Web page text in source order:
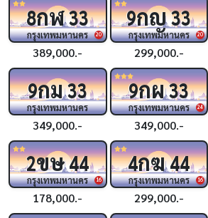
20
8กฬ33
กรุงเทพมหานคร
389,000.-
20
9กญ33
กรุงเทพมหานคร
299,000.-
9กม33
กรุงเทพมหานคร
349,000.-
24
9กผ33
กรุงเทพมหานคร
349,000.-
16
2ขษ44
กรุงเทพมหานคร
178,000.-
16
4กฆ44
กรุงเทพมหานคร
299,000.-